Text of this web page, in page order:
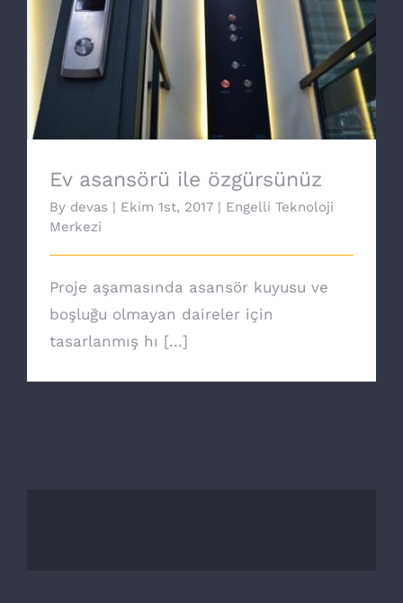
Ev asansörü ile özgürsünüz
Ev asansörü ile özgürsünüz
By devas | Ekim 1st, 2017 | Engelli Teknoloji
Merkezi
Proje aşamasında asansör kuyusu ve
boşluğu olmayan daireler için
tasarlanmış hı [...]